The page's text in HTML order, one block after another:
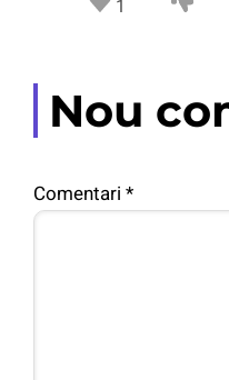
1
Nou
Comentari *